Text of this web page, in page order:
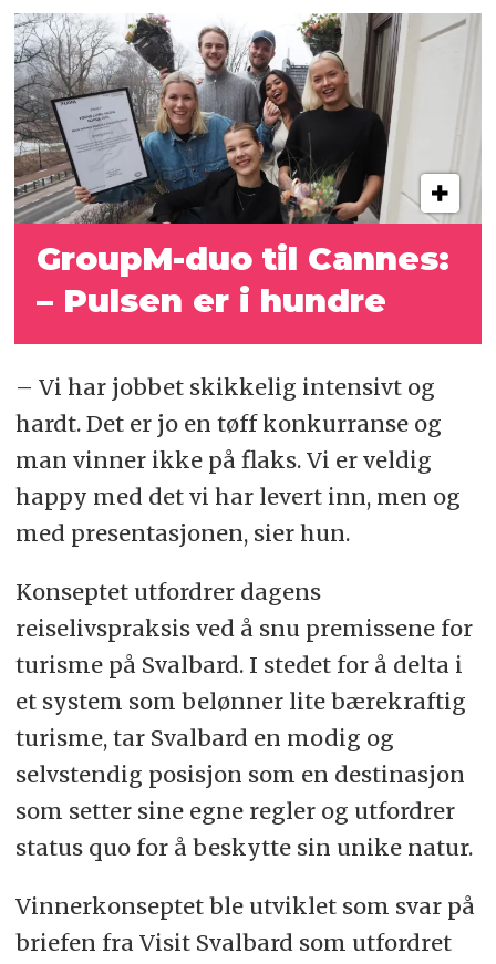
GroupM-duo til Cannes:
– Pulsen er i hundre
– Vi har jobbet skikkelig intensivt og
hardt. Det er jo en tøff konkurranse og
man vinner ikke på flaks. Vi er veldig
happy med det vi har levert inn, men og
med presentasjonen, sier hun.
Konseptet utfordrer dagens
reiselivspraksis ved å snu premissene for
turisme på Svalbard. I stedet for å delta i
et system som belønner lite bærekraftig
turisme, tar Svalbard en modig og
selvstendig posisjon som en destinasjon
som setter sine egne regler og utfordrer
status quo for å beskytte sin unike natur.
Vinnerkonseptet ble utviklet som svar på
briefen fra Visit Svalbard som utfordret